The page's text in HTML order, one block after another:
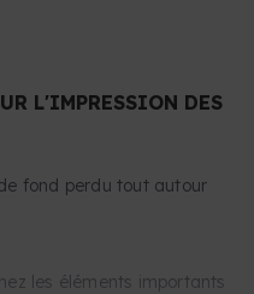
L'IMPRESSION DES
fond perdu tout autour
les éléments importants